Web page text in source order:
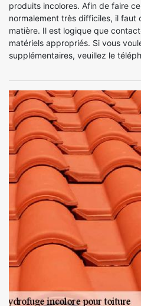
produits incolores. Afin de faire
normalement très difficiles, il faut
matière. Il est logique que
matériels appropriés. Si vous
supplémentaires, veuillez le